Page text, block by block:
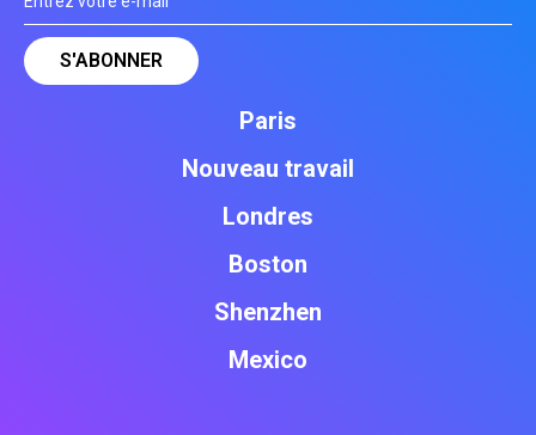
Paris
Nouveau travail
Londres
Boston
Shenzhen
Mexico